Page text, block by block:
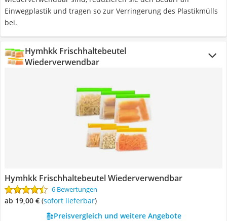
Einwegplastik und tragen so zur Verringerung des Plastikmülls
bei.
Hymhkk Frischhaltebeutel
Wiederverwendbar
Hymhkk Frischhaltebeutel Wiederverwendbar
6 Bewertungen
ab 19,00 € ( Sofort lieferbar)
Preisvergleich und weitere Angebote